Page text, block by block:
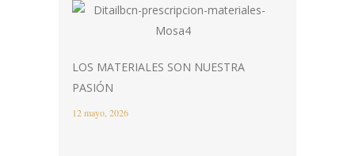
LOS MATERIALES SON NUESTRA
PASIÓN
12 mayo, 2026